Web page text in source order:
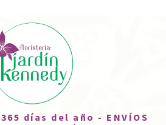
días del año - ENVÍOS